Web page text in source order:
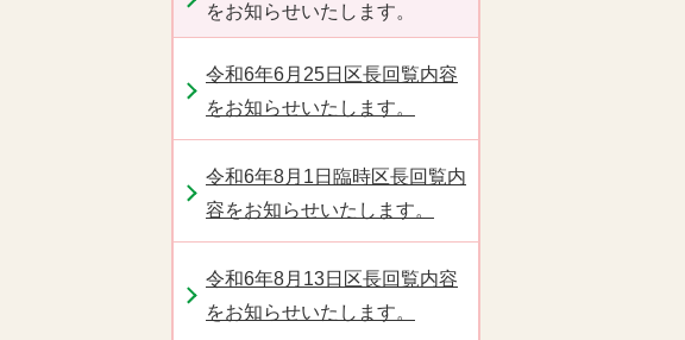
をお知らせいたします。
令和6年6月25日区長回覧内容
をお知らせいたします。
令和6年8月1日臨時区長回覧内
容をお知らせいたします。
令和6年8月13日区長回覧内容
をお知らせいたします。